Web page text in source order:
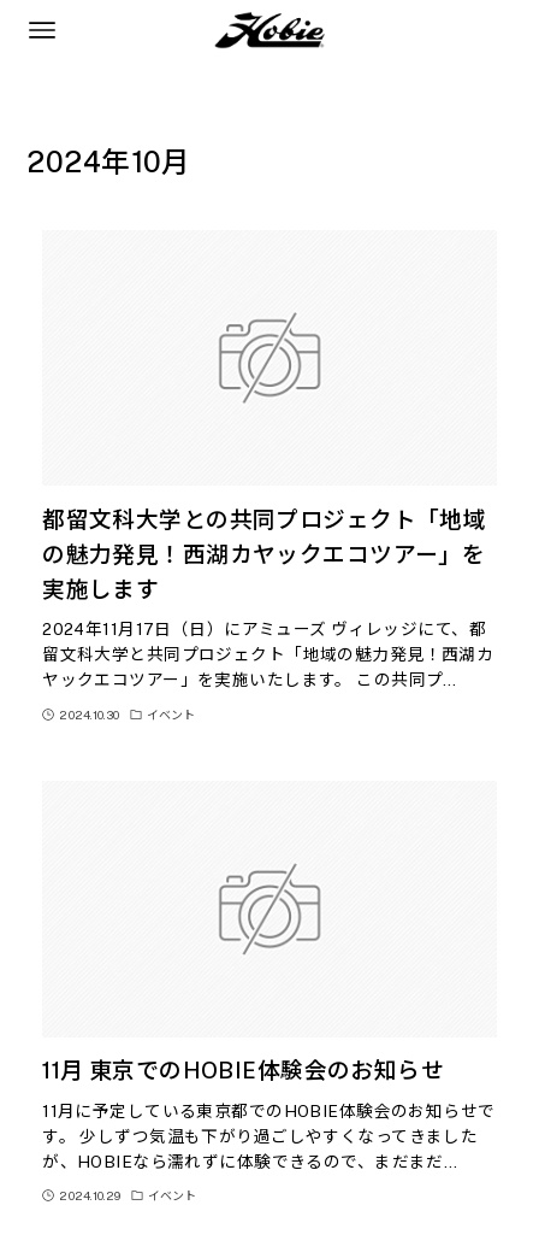
2024年10月
都留文科大学との共同プロジェクト「地域
の魅力発見！西湖カヤックエコツアー」を
実施します
2024年11月17日（日）にアミューズ ヴィレッジにて、都
留文科大学と共同プロジェクト「地域の魅力発見！西湖カ
ヤックエコツアー」を実施いたします。 この共同プ…
2024.10.30 イベント
11月 東京でのHOBIE体験会のお知らせ
11月に予定している東京都でのHOBIE体験会のお知らせで
す。 少しずつ気温も下がり過ごしやすくなってきました
が、HOBIEなら濡れずに体験できるので、まだまだ…
2024.10.29 イベント